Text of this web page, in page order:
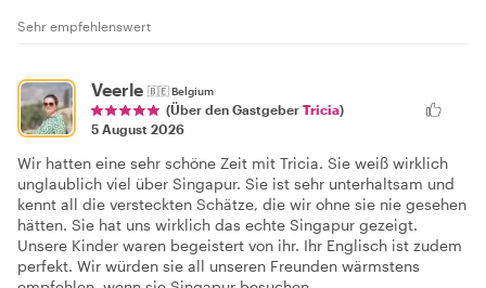
Sehr empfehlenswert
Veerle 🇧🇪Belgium
(Über den Gastgeber Tricia)
5 August 2026
Wir hatten eine sehr schöne Zeit mit Tricia. Sie weiß wirklich
unglaublich viel über Singapur. Sie ist sehr unterhaltsam und
kennt all die versteckten Schätze, die wir ohne sie nie gesehen
hätten. Sie hat uns wirklich das echte Singapur gezeigt.
Unsere Kinder waren begeistert von ihr. Ihr Englisch ist zudem
perfekt. Wir würden sie all unseren Freunden wärmstens